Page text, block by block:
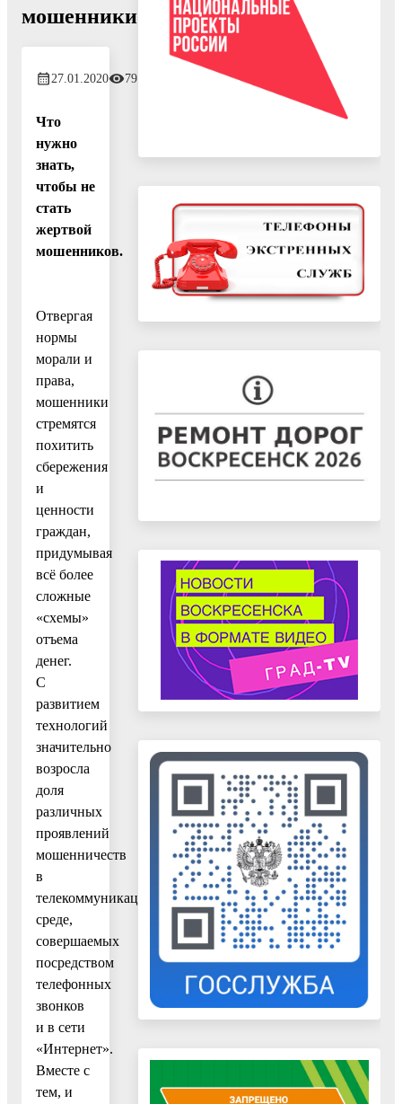
мошенники!
27.01.2020 791
Что
нужно
знать,
чтобы не
стать
жертвой
мошенников.
Отвергая
нормы
морали и
права,
мошенники
стремятся
похитить
сбережения
и
ценности
граждан,
придумывая
всё более
сложные
«схемы»
отъема
денег.
С
развитием
технологий
значительно
возросла
доля
различных
проявлений
мошенничеств
в
телекоммуникационной
среде,
совершаемых
посредством
телефонных
звонков
и в сети
«Интернет».
Вместе с
тем, и